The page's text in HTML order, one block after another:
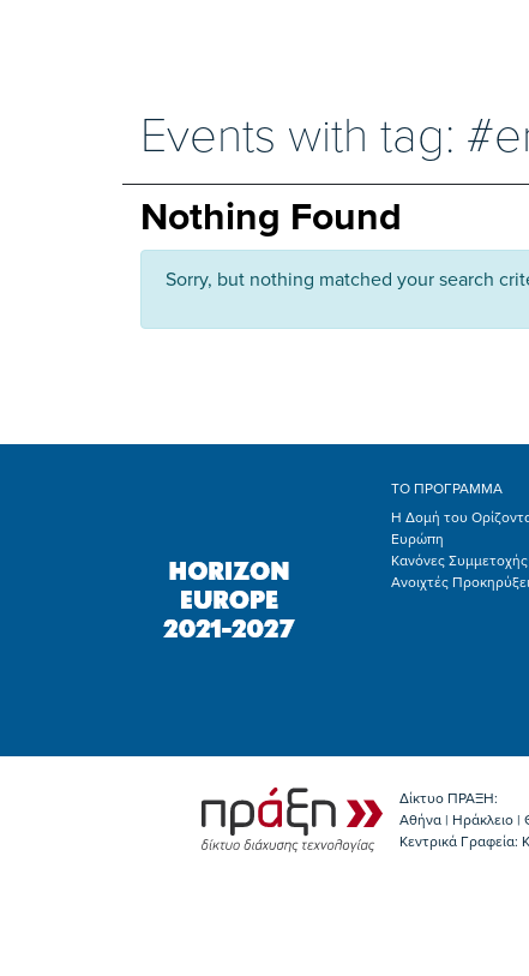
Events with tag:
Nothing Found
Sorry, but nothing matched your search
ΤΟ ΠΡΟΓΡΑΜΜΑ
Η Δομή του
Ευρώπη
Κανόνες Συμμετοχής
Ανοιχτές
Δίκτυο ΠΡΑΞΗ:
Αθήνα | Ηράκλειο |
Κεντρικά Γραφεία: